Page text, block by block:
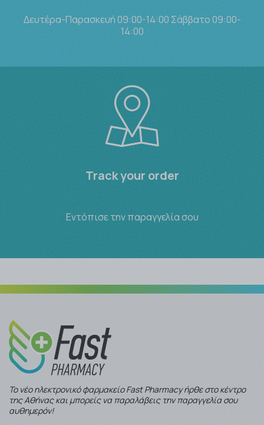
Δευτέρα-Παρασκευή 09:00-14:00 Σάββατο 09:00-
14:00
Track your order
Εντόπισε την παραγγελία σου
Το νέο ηλεκτρονικό φαρμακείο Fast Pharmacy ήρθε στο κέντρο
της Αθήνας και μπορείς να παραλάβεις την παραγγελία σου
αυθημερόν!